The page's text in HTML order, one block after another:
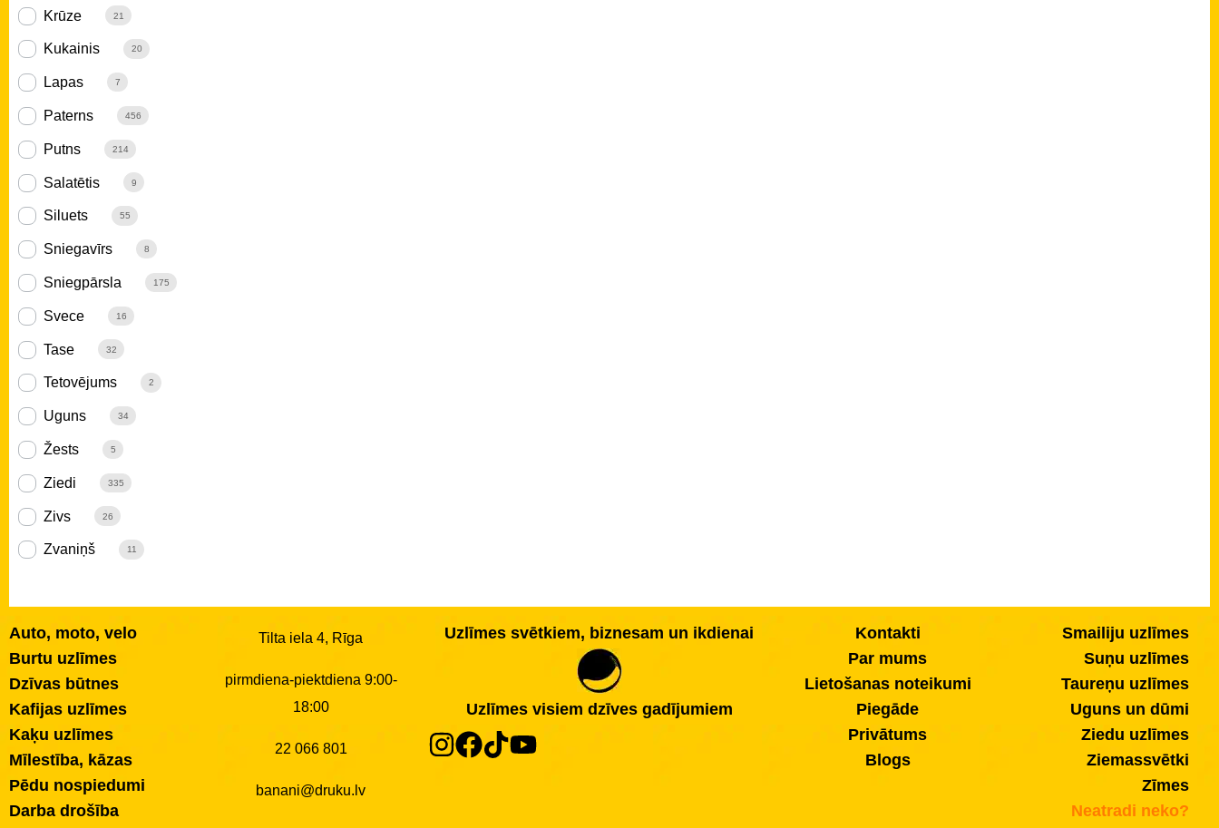
Krūze 21
Kukainis 20
Lapas 7
Paterns 456
Putns 214
Salatētis 9
Siluets 55
Sniegavīrs 8
Sniegpārsla 175
Svece 16
Tase 32
Tetovējums 2
Uguns 34
Žests 5
Ziedi 335
Zivs 26
Zvaniņš 11
Auto, moto, velo
Burtu uzlīmes
Dzīvas būtnes
Kafijas uzlīmes
Kaķu uzlīmes
Mīlestība, kāzas
Pēdu nospiedumi
Darba drošība
Tilta iela 4, Rīga
pirmdiena-piektdiena 9:00-
18:00
22 066 801
banani@druku.lv
Uzlīmes svētkiem, biznesam un ikdienai
Uzlīmes visiem dzīves gadījumiem
Kontakti
Par mums
Lietošanas noteikumi
Piegāde
Privātums
Blogs
Smailiju uzlīmes
Suņu uzlīmes
Taureņu uzlīmes
Uguns un dūmi
Ziedu uzlīmes
Ziemassvētki
Zīmes
Neatradi neko?